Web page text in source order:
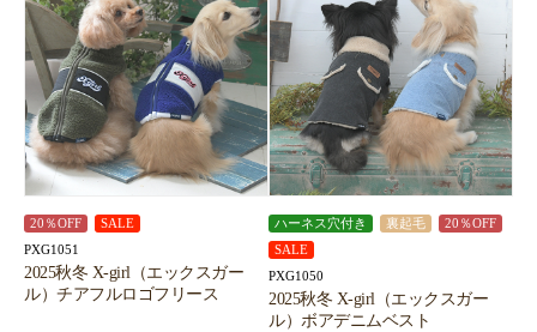
20％OFF SALE
PXG1051
2025秋冬 X-girl（エックスガー
ル）チアフルロゴフリース
ハーネス穴付き 裏起毛
20％OFF
SALE
PXG1050
2025秋冬 X-girl（エックスガー
ル）ボアデニムベスト